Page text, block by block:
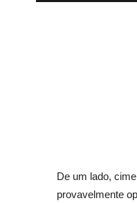
De um lado,
provavelmente